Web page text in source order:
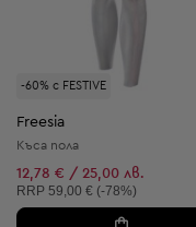
-60% с FESTIVE
Freesia
Къса пола
12,78 € / 25,00 лв.
Препоръчителна цена:
RRP 59,00 € (-78%)